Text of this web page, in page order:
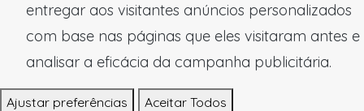
entregar aos visitantes anúncios personalizados
com base nas páginas que eles visitaram antes e
analisar a eficácia da campanha publicitária.
Ajustar preferências Aceitar Todos